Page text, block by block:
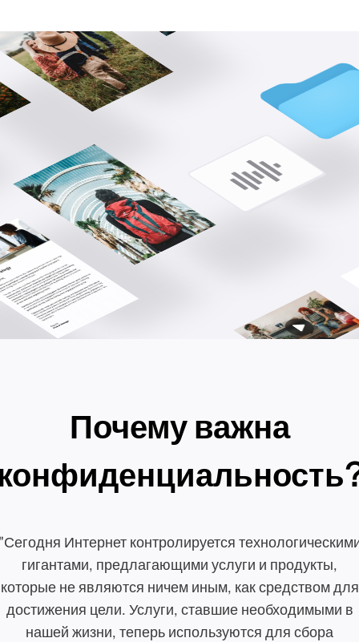
Почему важна
Интернет контролируется
гигантами, предлагающими услуги и продукты,
которые не являются ничем иным, как средством для
достижения цели. Услуги, ставшие необходимыми в
нашей жизни, теперь используются для сбора